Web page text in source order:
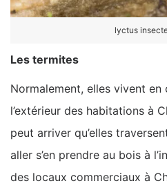
lyctus
Les termites
Normalement, elles vivent en
l’extérieur des habitations à
peut arriver qu’elles
aller s’en prendre au bois à
des locaux commerciaux à